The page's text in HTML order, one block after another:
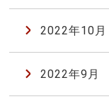
2022年10月
2022年9月